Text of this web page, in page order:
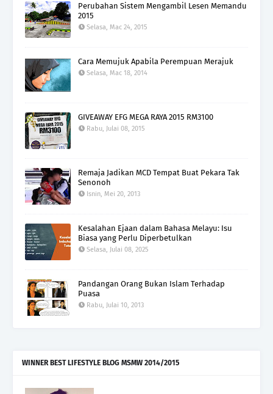
Perubahan Sistem Mengambil Lesen Memandu
2015
Selasa, Mac 24, 2015
Cara Memujuk Apabila Perempuan Merajuk
Selasa, Mac 18, 2014
GIVEAWAY EFG MEGA RAYA 2015 RM3100
Rabu, Julai 08, 2015
Remaja Jadikan MCD Tempat Buat Pekara Tak
Senonoh
Isnin, Mei 20, 2013
Kesalahan Ejaan dalam Bahasa Melayu: Isu
Biasa yang Perlu Diperbetulkan
Selasa, Julai 08, 2025
Pandangan Orang Bukan Islam Terhadap
Puasa
Rabu, Julai 10, 2013
WINNER BEST LIFESTYLE BLOG MSMW 2014/2015